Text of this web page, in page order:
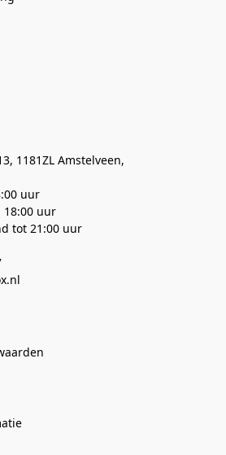
1181ZL Amstelveen,
uur
18:00 uur
tot 21:00 uur